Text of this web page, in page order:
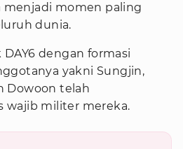
menjadi momen paling
dunia.
dengan formasi
yakni Sungjin,
Dowoon telah
wajib militer mereka.